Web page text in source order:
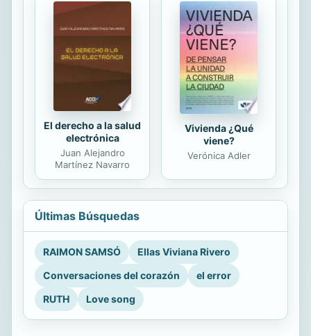
El derecho a la salud
electrónica
Juan Alejandro
Martínez Navarro
Vivienda ¿Qué
viene?
Verónica Adler
Últimas Búsquedas
RAIMON SAMSÓ
Ellas Viviana Rivero
Conversaciones del corazón
el error
RUTH
Love song